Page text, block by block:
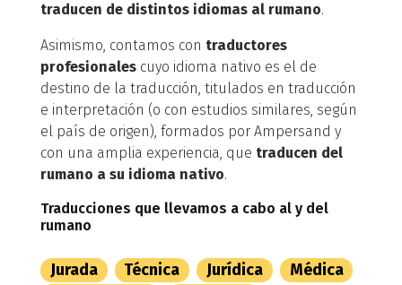
traducen de distintos idiomas al rumano.
Asimismo, contamos con traductores
profesionales cuyo idioma nativo es el de
destino de la traducción, titulados en traducción
e interpretación (o con estudios similares, según
el país de origen), formados por Ampersand y
con una amplia experiencia, que traducen del
rumano a su idioma nativo.
Traducciones que llevamos a cabo al y del
rumano
Jurada Técnica Jurídica
Médica